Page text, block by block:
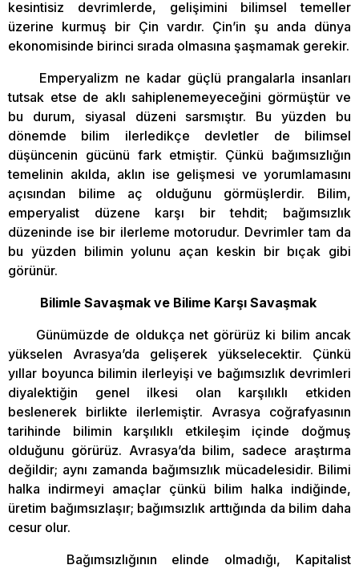
kesintisiz devrimlerde, gelişimini bilimsel temeller
üzerine kurmuş bir Çin vardır. Çin’in şu anda dünya
ekonomisinde birinci sırada olmasına şaşmamak gerekir.
Emperyalizm ne kadar güçlü prangalarla insanları
tutsak etse de aklı sahiplenemeyeceğini görmüştür ve
bu durum, siyasal düzeni sarsmıştır. Bu yüzden bu
dönemde bilim ilerledikçe devletler de bilimsel
düşüncenin gücünü fark etmiştir. Çünkü bağımsızlığın
temelinin akılda, aklın ise gelişmesi ve yorumlamasını
açısından bilime aç olduğunu görmüşlerdir. Bilim,
emperyalist düzene karşı bir tehdit; bağımsızlık
düzeninde ise bir ilerleme motorudur. Devrimler tam da
bu yüzden bilimin yolunu açan keskin bir bıçak gibi
görünür.
Bilimle Savaşmak ve Bilime Karşı Savaşmak
Günümüzde de oldukça net görürüz ki bilim ancak
yükselen Avrasya’da gelişerek yükselecektir. Çünkü
yıllar boyunca bilimin ilerleyişi ve bağımsızlık devrimleri
diyalektiğin genel ilkesi olan karşılıklı etkiden
beslenerek birlikte ilerlemiştir. Avrasya coğrafyasının
tarihinde bilimin karşılıklı etkileşim içinde doğmuş
olduğunu görürüz. Avrasya’da bilim, sadece araştırma
değildir; aynı zamanda bağımsızlık mücadelesidir. Bilimi
halka indirmeyi amaçlar çünkü bilim halka indiğinde,
üretim bağımsızlaşır; bağımsızlık arttığında da bilim daha
cesur olur.
Bağımsızlığının elinde olmadığı, Kapitalist